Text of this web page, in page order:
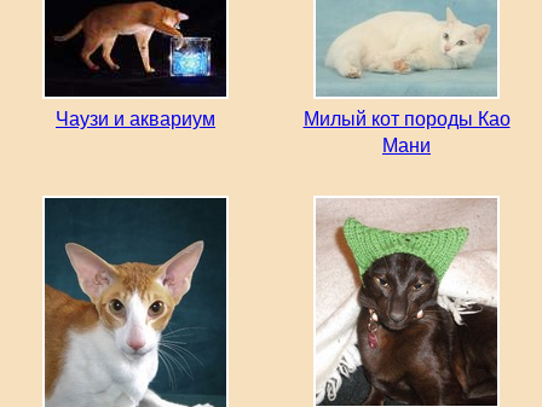
Чаузи и аквариум
Милый кот породы Као
Мани